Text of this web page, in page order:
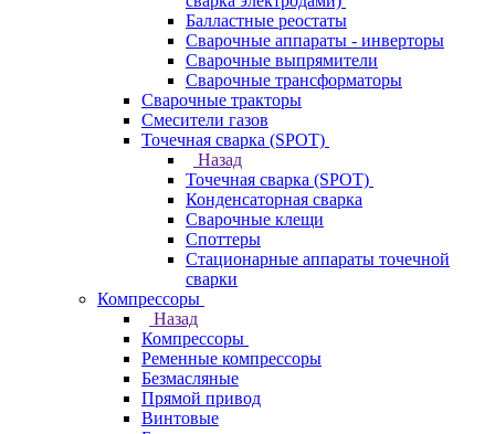
Балластные реостаты
Сварочные аппараты - инверторы
Сварочные выпрямители
Сварочные трансформаторы
Сварочные тракторы
Смесители газов
Точечная сварка (SPOT)
Назад
Точечная сварка (SPOT)
Конденсаторная сварка
Сварочные клещи
Споттеры
Стационарные аппараты точечной
сварки
Компрессоры
Назад
Компрессоры
Ременные компрессоры
Безмасляные
Прямой привод
Винтовые